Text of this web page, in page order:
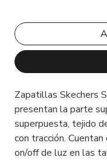
Zapatillas Skechers
presentan la parte
superpuesta, tejido
con tracción.
on/off de luz en las